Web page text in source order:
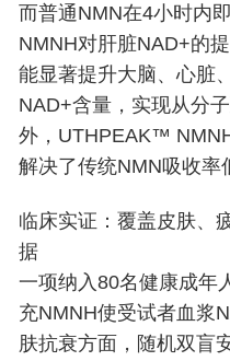
而普通NMN在4小时内
NMNH对肝脏NAD+的
能显著提升大脑、心脏
NAD+含量，实现从分
外，UTHPEAK™
解决了传统NMN吸收率
临床实证：覆盖皮肤、
据
一项纳入80名健康成年
充NMNH使受试者血浆
肤抗衰方面，随机双盲